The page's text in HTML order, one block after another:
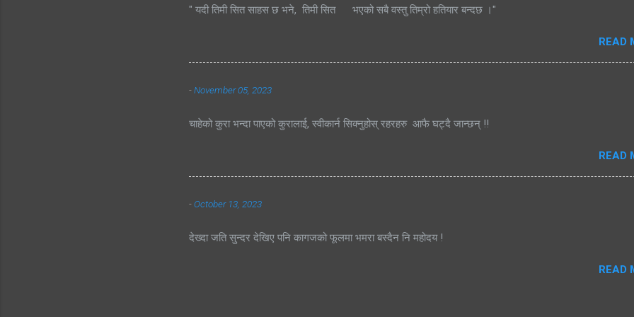
" यदी तिमी सित साहस छ भने, तिमी सित भएको सबै वस्तु तिम्रो हतियार बन्दछ ।"
READ
-November 05, 2023
चाहेको कुरा भन्दा पाएको कुरालाई, स्वीकार्न सिक्नुहोस् रहरहरु आफै घट्दै जान्छन् !!
READ
-October 13, 2023
देख्दा जति सुन्दर देखिए पनि कागजको फूलमा भमरा बस्दैन नि महोदय !
READ